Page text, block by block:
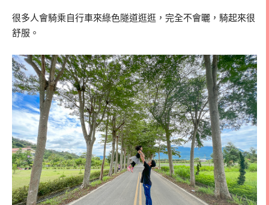
很多人會騎乘自行車來綠色隧道逛逛，完全不會曬，騎起來很
舒服。